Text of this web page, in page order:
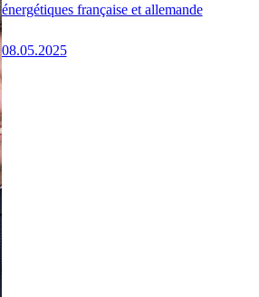
énergétiques française et allemande
08.05.2025